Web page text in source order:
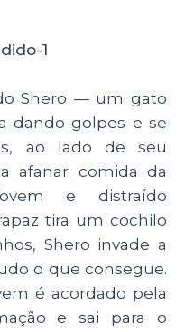
Shero — um gato
dando golpes e se
ao lado de seu
afanar comida da
e distraído
tira um cochilo
Shero invade a
o que consegue.
é acordado pela
e sai para o